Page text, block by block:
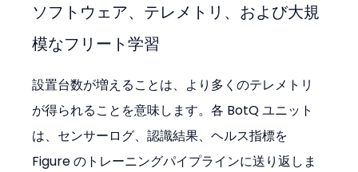
ソフトウェア、テレメトリ、および大規
模なフリート学習
設置台数が増えることは、より多くのテレメトリ
が得られることを意味します。各 BotQ ユニット
は、センサーログ、認識結果、ヘルス指標を
Figure のトレーニングパイプラインに送り返しま